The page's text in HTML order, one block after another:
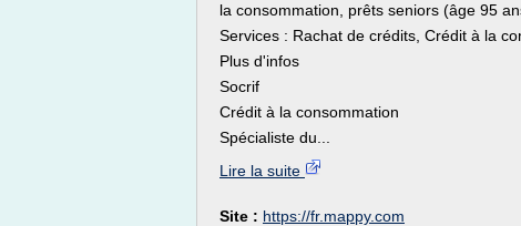
la consommation, prêts seniors (âge 95
Services : Rachat de crédits, Crédit à la
Plus d'infos
Socrif
Crédit à la consommation
Spécialiste du...
Lire la suite
Site : https://fr.mappy.com